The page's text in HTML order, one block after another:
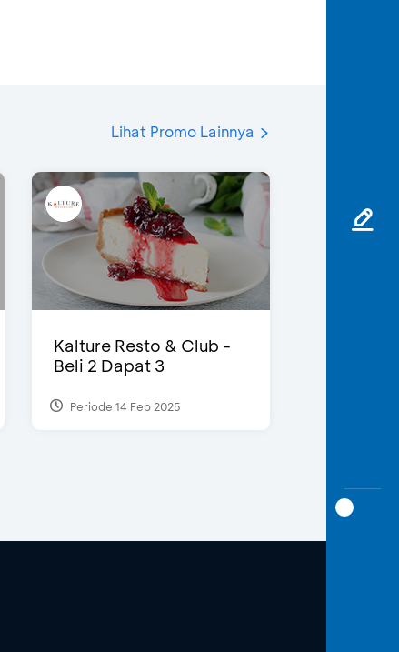
Lihat Promo Lainnya
Kalture Resto & Club -
Beli 2 Dapat 3
Periode 14 Feb 2025